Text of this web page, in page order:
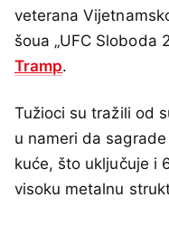
veterana
šoua „UFC Sloboda
Tramp.
Tužioci su tražili od
u nameri da
kuće, što uključuje i
visoku metalnu